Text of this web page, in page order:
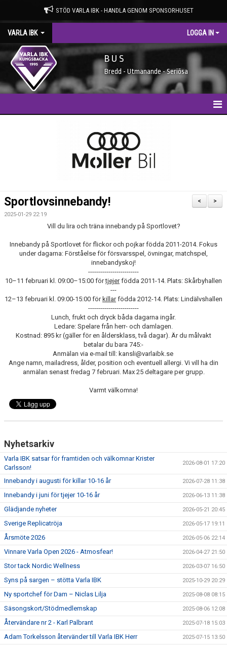
STÖD VARLA IBK - HANDLA GENOM SPONSORHUSET
VARLA IBK LOGGA IN
B U S
Bredd - Utmanande - Seriösa
SPONSORER
VÅRA LAG
KONTAKT
>
<
Sportlovsinnebandy!
2025-01-29 22:19
Vill du lira och träna innebandy på Sportlovet?
Innebandy på Sportlovet för flickor och pojkar födda 2011-2014. Fokus
under dagarna: Förståelse för försvarsspel, övningar, matchspel,
innebandyskoj!
-------------------------
10–11 februari kl. 09:00–15:00 förtjejerfödda 2011-14. Plats: Skårbyhallen
---
12–13 februari kl. 09:00-15:00 för killarfödda 2012-14. Plats: Lindälvshallen
-------------------------
Lunch, frukt och dryck båda dagarna ingår.
Ledare: Spelare från herr- och damlagen.
Kostnad: 895 kr (gäller för en åldersklass, två dagar). Är du målvakt
betalar du bara 745:-
Anmälan via e-mail till: kansli@varlaibk.se
Ange namn, mailadress, ålder, position och eventuell allergi. Vi vill ha din
anmälan senast fredag 7 februari. Max 25 deltagare per grupp.
Varmt välkomna!
Nyhetsarkiv
Varla IBK satsar för framtiden och välkomnar Krister
Carlsson!
2026-08-01 17:20
Innebandy i augusti för killar 10-16 år 2026-07-28 11:38
Innebandy i juni för tjejer 10-16 år 2026-06-13 11:38
Glädjande nyheter 2026-05-21 20:45
Sverige Replicatröja 2026-05-17 19:11
Årsmöte 2026 2026-05-06 22:14
Vinnare Varla Open 2026 - Atmosfear! 2026-04-27 21:50
Stor tack Nordic Wellness 2026-03-07 16:50
Syns på sargen – stötta Varla IBK 2025-10-29 20:29
Ny sportchef för Dam – Niclas Lilja 2025-08-08 08:15
Säsongskort/Stödmedlemskap 2025-08-06 12:08
Återvändare nr 2 - Karl Palbrant 2025-07-18 15:03
Adam Torkelsson återvänder till Varla IBK Herr 2025-07-15 13:50